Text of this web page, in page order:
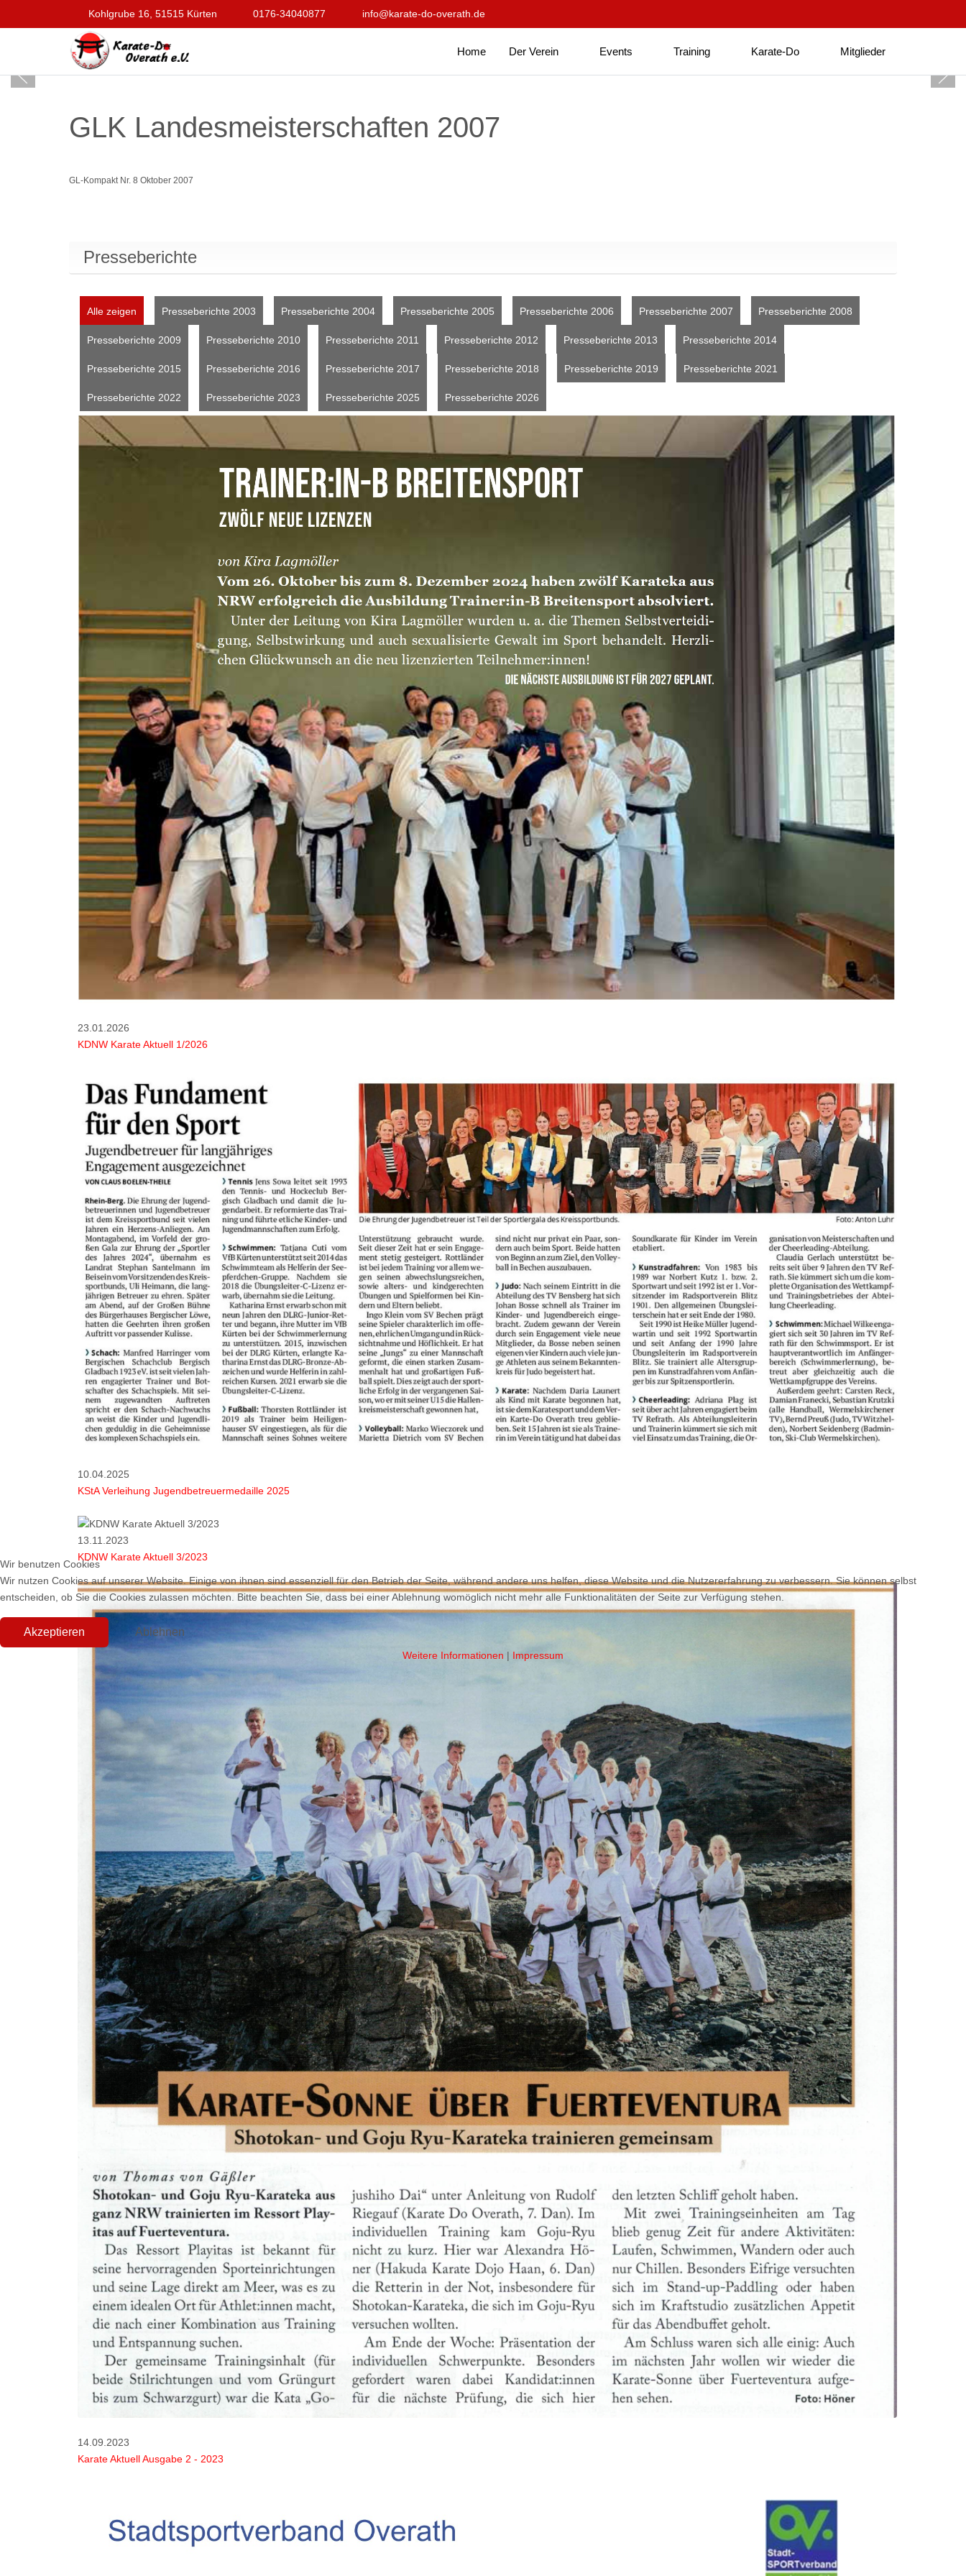
Kohlgrube 16, 51515 Kürten 0176-34040877 info@karate-do-overath.de
Home Der Verein Events Training Karate-Do Mitglieder
GLK Landesmeisterschaften 2007
GL-Kompakt Nr. 8 Oktober 2007
Presseberichte
Alle zeigen Presseberichte 2003 Presseberichte 2004 Presseberichte 2005 Presseberichte 2006 Presseberichte 2007 Presseberichte 2008
Presseberichte 2009 Presseberichte 2010 Presseberichte 2011 Presseberichte 2012 Presseberichte 2013 Presseberichte 2014
Presseberichte 2015 Presseberichte 2016 Presseberichte 2017 Presseberichte 2018 Presseberichte 2019 Presseberichte 2021
Presseberichte 2022 Presseberichte 2023 Presseberichte 2025 Presseberichte 2026
23.01.2026
KDNW Karate Aktuell 1/2026
10.04.2025
KStA Verleihung Jugendbetreuermedaille 2025
13.11.2023
KDNW Karate Aktuell 3/2023
14.09.2023
Karate Aktuell Ausgabe 2 - 2023
Wir benutzen Cookies
Wir nutzen Cookies auf unserer Website. Einige von ihnen sind essenziell für den Betrieb der Seite, während andere uns helfen, diese Website und die Nutzererfahrung zu verbessern. Sie können selbst
entscheiden, ob Sie die Cookies zulassen möchten. Bitte beachten Sie, dass bei einer Ablehnung womöglich nicht mehr alle Funktionalitäten der Seite zur Verfügung stehen.
Akzeptieren Ablehnen
Weitere Informationen | Impressum